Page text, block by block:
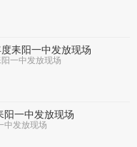
耒阳一中发放现场
一中发放现场
阳一中发放现场
中发放现场